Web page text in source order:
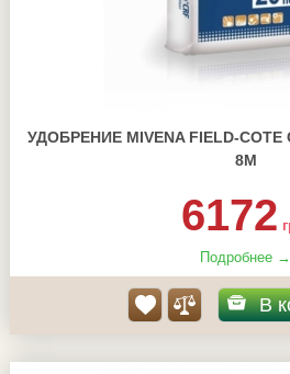
УДОБРЕНИЕ MIVENA FIELD-COTE
8М
6172
Подробнее →
В